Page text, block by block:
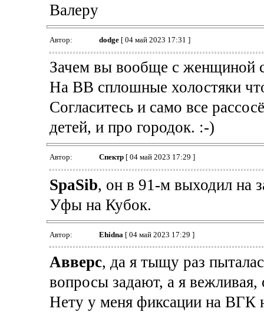
Валеру
Автор: dodge[ 04 май 2023 17:31 ]
Зачем вы вообще с женщиной
На ВВ сплошные холостяки
Согласитесь и само все
детей, и про городок. :-)
Автор: Спектр[ 04 май 2023 17:29 ]
SpaSib, он в 91-м выходил на
Уфы на Кубок.
Автор: Ehidna [ 04 май 2023 17:29 ]
Авверс, да я тыщу раз
вопросы задают, а я вежливая,
Нету у меня фиксации на ВГК